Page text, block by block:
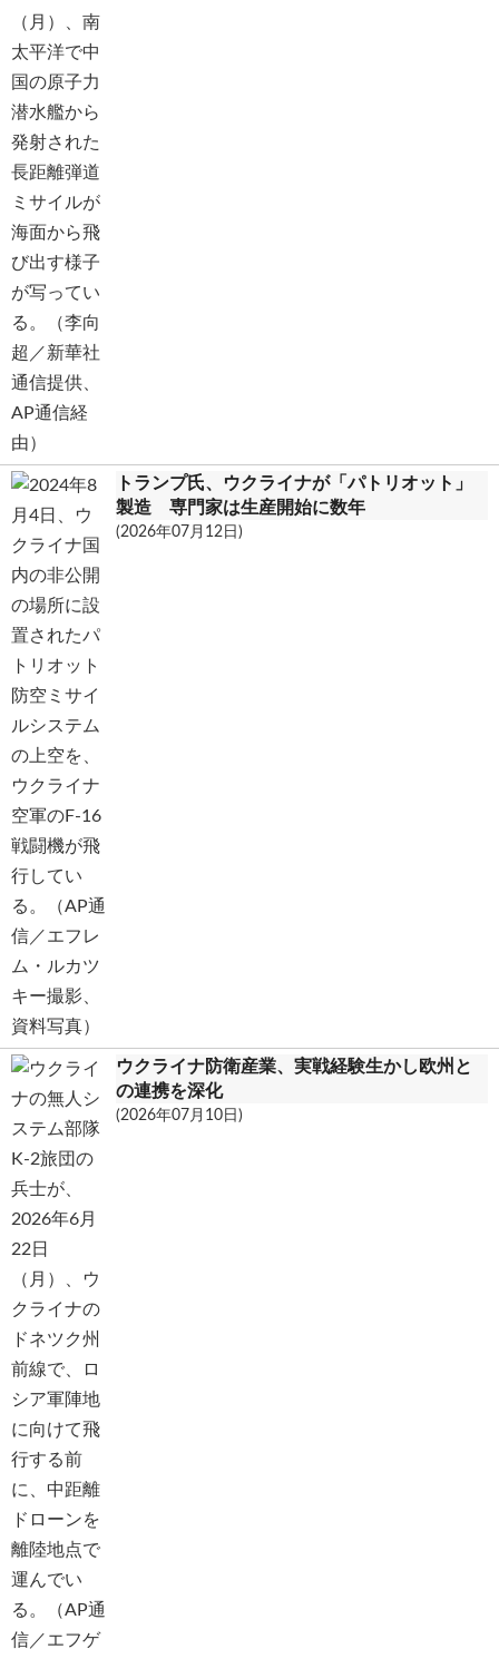
トランプ氏、ウクライナが「パトリオット」
製造 専門家は生産開始に数年
(2026年07月12日)
ウクライナ防衛産業、実戦経験生かし欧州と
の連携を深化
(2026年07月10日)